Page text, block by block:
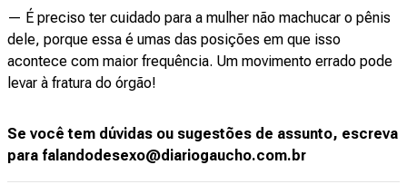
— É preciso ter cuidado para a mulher não machucar o pênis
dele, porque essa é umas das posições em que isso
acontece com maior frequência. Um movimento errado pode
levar à fratura do órgão!
Se você tem dúvidas ou sugestões de assunto, escreva
para falandodesexo@diariogaucho.com.br